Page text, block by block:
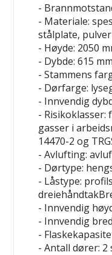
-
- Materiale:
stålplate,
- Høyde: 2050
- Dybde: 615 mm
- Stammens
- Dørfarge:
- Innvendig
-
gasser i
14470-2 og
- Avlufting:
- Dørtype:
- Låstype:
- Innvendig
- Innvendig
-
- Antall dører: 2